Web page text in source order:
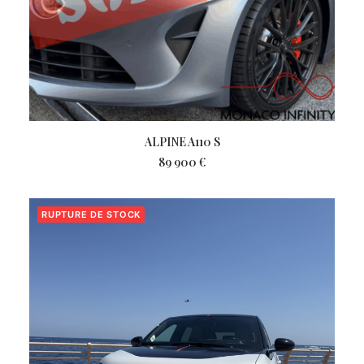
LIRE LA SUITE
ALPINE A110 S
89 900 €
RUPTURE DE STOCK